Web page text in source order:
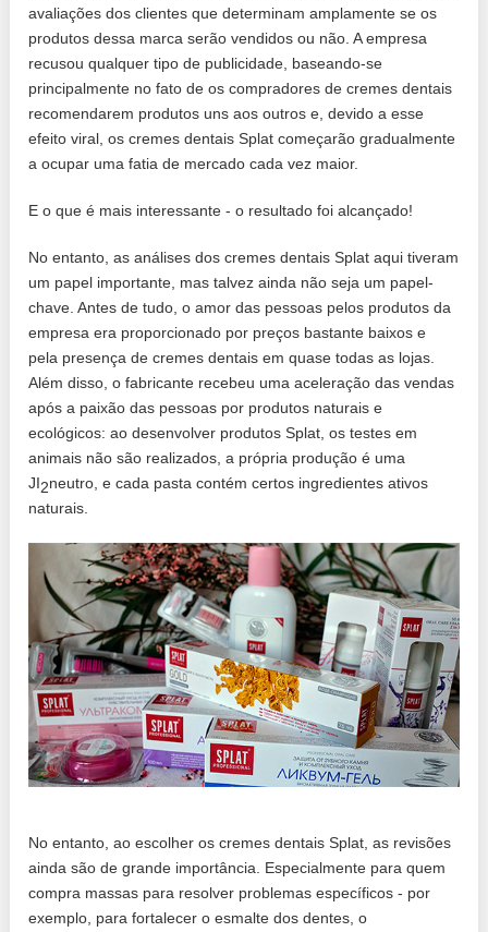
avaliações dos clientes que determinam amplamente se os
produtos dessa marca serão vendidos ou não. A empresa
recusou qualquer tipo de publicidade, baseando-se
principalmente no fato de os compradores de cremes dentais
recomendarem produtos uns aos outros e, devido a esse
efeito viral, os cremes dentais Splat começarão gradualmente
a ocupar uma fatia de mercado cada vez maior.
E o que é mais interessante - o resultado foi alcançado!
No entanto, as análises dos cremes dentais Splat aqui tiveram
um papel importante, mas talvez ainda não seja um papel-
chave. Antes de tudo, o amor das pessoas pelos produtos da
empresa era proporcionado por preços bastante baixos e
pela presença de cremes dentais em quase todas as lojas.
Além disso, o fabricante recebeu uma aceleração das vendas
após a paixão das pessoas por produtos naturais e
ecológicos: ao desenvolver produtos Splat, os testes em
animais não são realizados, a própria produção é uma
JI2neutro, e cada pasta contém certos ingredientes ativos
naturais.
No entanto, ao escolher os cremes dentais Splat, as revisões
ainda são de grande importância. Especialmente para quem
compra massas para resolver problemas específicos - por
exemplo, para fortalecer o esmalte dos dentes, o